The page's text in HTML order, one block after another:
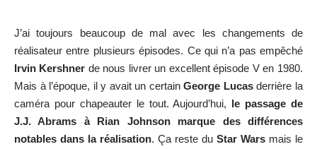
J’ai toujours beaucoup de mal avec les changements de
réalisateur entre plusieurs épisodes. Ce qui n’a pas empêché
Irvin Kershner de nous livrer un excellent épisode V en 1980.
Mais à l’époque, il y avait un certainGeorge Lucasderrière la
caméra pour chapeauter le tout. Aujourd’hui, le passage de
J.J. Abrams à Rian Johnson marque des différences
notables dans la réalisation. Ça reste du Star Wars mais le